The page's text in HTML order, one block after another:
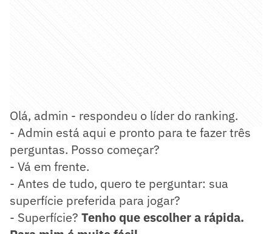
Olá, admin - respondeu o líder do ranking.
- Admin está aqui e pronto para te fazer três
perguntas. Posso começar?
- Vá em frente.
- Antes de tudo, quero te perguntar: sua
superfície preferida para jogar?
- Superfície? Tenho que escolher a rápida.